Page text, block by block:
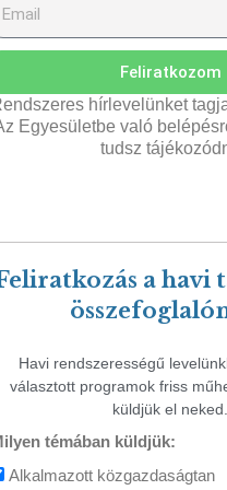
Feliratkozom
hírlevelünket
Egyesületbe való
tudsz
a havi
Havi rendszerességű
választott programok friss
küldjük el neked.
témában küldjük:
Alkalmazott közgazdaságtan